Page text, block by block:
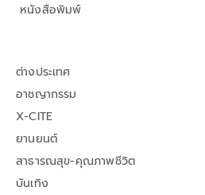
หนังสือพิมพ์
ต่างประเทศ
อาชญากรรม
X-CITE
ยานยนต์
สาธารณสุข-คุณภาพชีวิต
บันเทิง